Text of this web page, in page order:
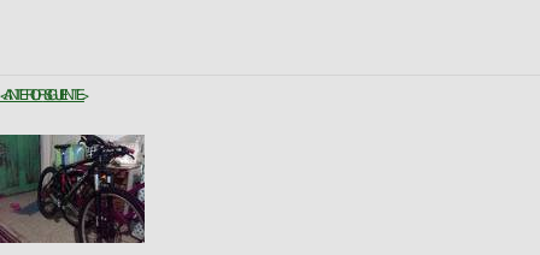
< ANTERIORSIGUIENTE >